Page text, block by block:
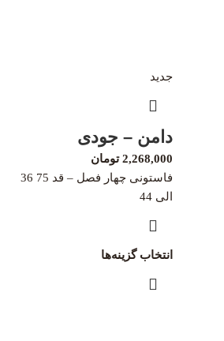
جدید
دامن – جودی
2,268,000 تومان
فاستونی چهار فصل – قد 75 36
الی 44
انتخاب گزینه‌ها